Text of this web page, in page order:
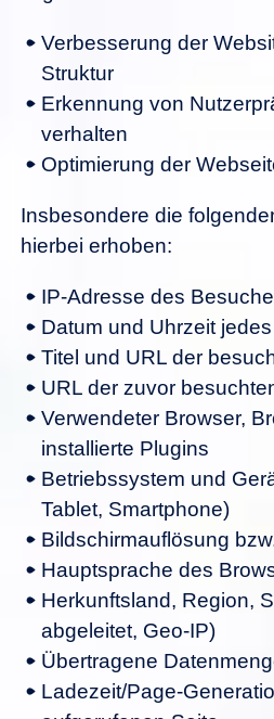
Verbesserung der
Struktur
Erkennung von
verhalten
Optimierung der
Insbesondere die
hierbei erhoben:
IP-Adresse des
Datum und Uhrzeit
Titel und URL der
URL der zuvor
Verwendeter Browser,
installierte Plugins
Betriebssystem und
Tablet, Smartphone)
Bildschirmauflösung
Hauptsprache des
Herkunftsland, Region,
abgeleitet, Geo-IP)
Übertragene
Ladezeit/Page-